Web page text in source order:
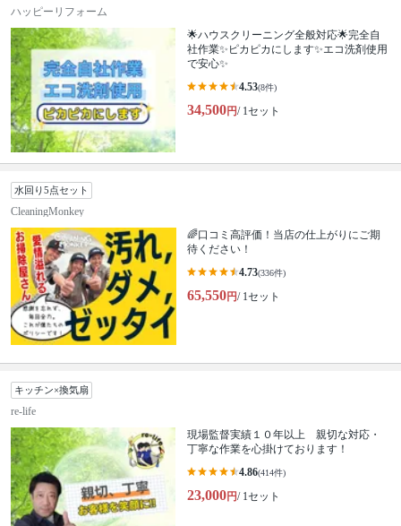
ハッピーリフォーム
🌟ハウスクリーニング全般対応🌟完全自
社作業✨️ピカピカにします✨️エコ洗剤使用
で安心✨
4.53(8件)
34,500円/ 1セット
水回り5点セット
CleaningMonkey
🌈口コミ高評価！当店の仕上がりにご期
待ください！
4.73(336件)
65,550円/ 1セット
キッチン×換気扇
re-life
現場監督実績１０年以上 親切な対応・
丁寧な作業を心掛けております！
4.86(414件)
23,000円/ 1セット